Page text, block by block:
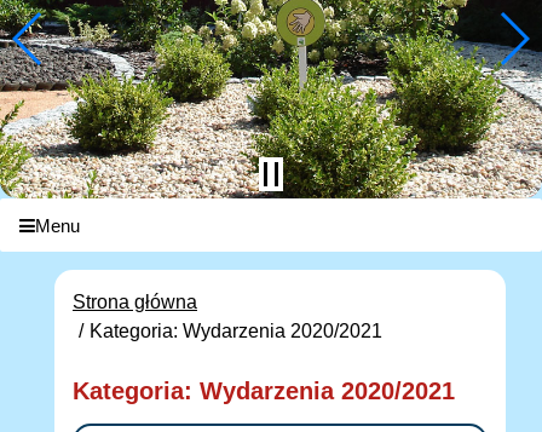
Menu
Strona główna
Kategoria: Wydarzenia 2020/2021
Kategoria: Wydarzenia 2020/2021